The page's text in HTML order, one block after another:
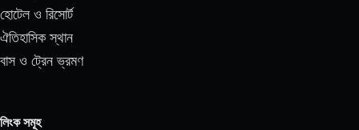
হোটেল ও রিসোর্ট
ঐতিহাসিক স্থান
বাস ও ট্রেন ভ্রমণ
লিংক সমূহ